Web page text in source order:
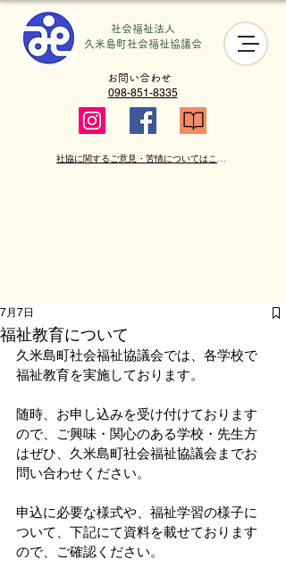
社会福祉法人
​久米島町社会福祉協議会
098-851-8335
お問い合わせ
社協に関するご意見・苦情についてはこちら
福祉教育について
7月7日
久米島町社会福祉協議会では、各学校で
福祉教育を実施しております。
随時、お申し込みを受け付けております
ので、ご興味・関心のある学校・先生方
はぜひ、久米島町社会福祉協議会までお
問い合わせください。
申込に必要な様式や、福祉学習の様子に
ついて、下記にて資料を載せております
ので、ご確認ください。